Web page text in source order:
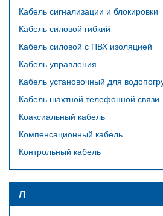
Кабель сигнализации и блокировки
Кабель силовой гибкий
Кабель силовой с ПВХ изоляцией
Кабель управления
Кабель установочный для
Кабель шахтной телефонной связи
Коаксиальный кабель
Компенсационный кабель
Контрольный кабель
Л